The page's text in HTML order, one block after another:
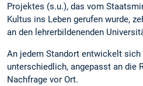
Projektes (s.u.), das vom
Kultus ins Leben gerufen wurde,
an den lehrerbildenenden
An jedem Standort entwickelt sich
unterschiedlich, angepasst an die
Nachfrage vor Ort.